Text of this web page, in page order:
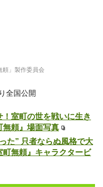
」製作委員会
全国公開
室町の世を戦いに生き
無頼』場面写真
た” 只者ならぬ風格で大
無頼』キャラクタービ